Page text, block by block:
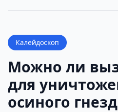
Калейдоскоп
Можно ли
для
осиного